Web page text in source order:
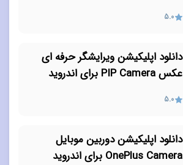
5.0
دانلود اپلیکیشن ویرایشگر حرفه ای
عکس PIP Camera برای اندروید
5.0
دانلود اپلیکیشن دوربین موبایل
OnePlus Camera برای اندروید